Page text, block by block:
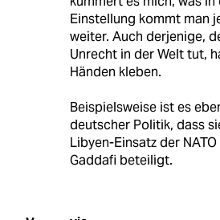
Einstellung kommt man
weiter. Auch derjenige,
Unrecht in der Welt tut,
Händen kleben.
Beispielsweise ist es
deutscher Politik, dass
Libyen-Einsatz der
Gaddafi beteiligt.